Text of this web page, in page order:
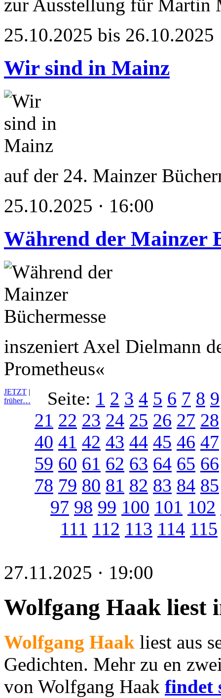
zur Ausstellung für Martin
25.10.2025 bis 26.10.2025
Wir sind in Mainz
auf der 24. Mainzer
25.10.2025 · 16:00
Während der Mainzer
inszeniert Axel Dielmann
Prometheus«
JETZT |
früher…
Seite: 1 2 3 4 5 6 7 8 9
21 22 23 24 25 26 27 28
40 41 42 43 44 45 46 47
59 60 61 62 63 64 65 66
78 79 80 81 82 83 84 85
97 98 99 100 101 102
111 112 113 114 115
27.11.2025 · 19:00
Wolfgang Haak liest
Wolfgang Haak liest aus
Gedichten. Mehr zu en
von Wolfgang Haak findet